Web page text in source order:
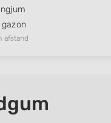
afstand